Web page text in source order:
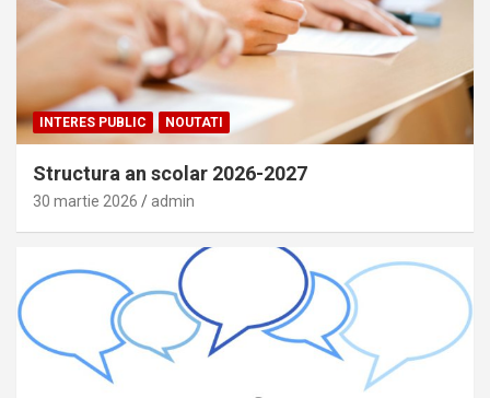
INTERES PUBLIC NOUTATI
Structura an scolar 2026-2027
30 martie 2026 admin